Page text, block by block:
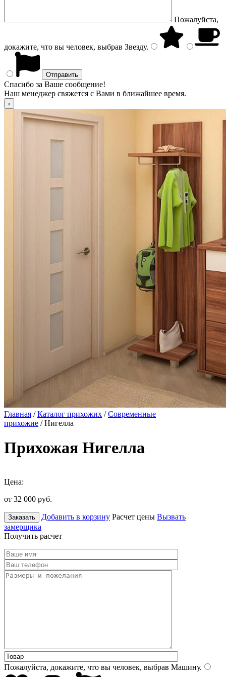
Пожалуйста,
докажите, что вы человек, выбрав Звезду.
Спасибо за Ваше сообщение!
Наш менеджер свяжется с Вами в ближайшее время.
Главная /Каталог прихожих /Современные
прихожие / Нигелла
Прихожая Нигелла
Цена:
от 32 000 руб.
Заказать Добавить в корзину Расчет цены Вызвать
замерщика
Получить расчет
Пожалуйста, докажите, что вы человек, выбрав Машину.